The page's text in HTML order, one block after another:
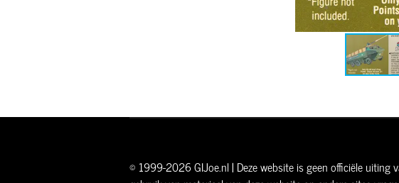
© 1999-2026 GIJoe.nl | Deze website is geen officiële uiting